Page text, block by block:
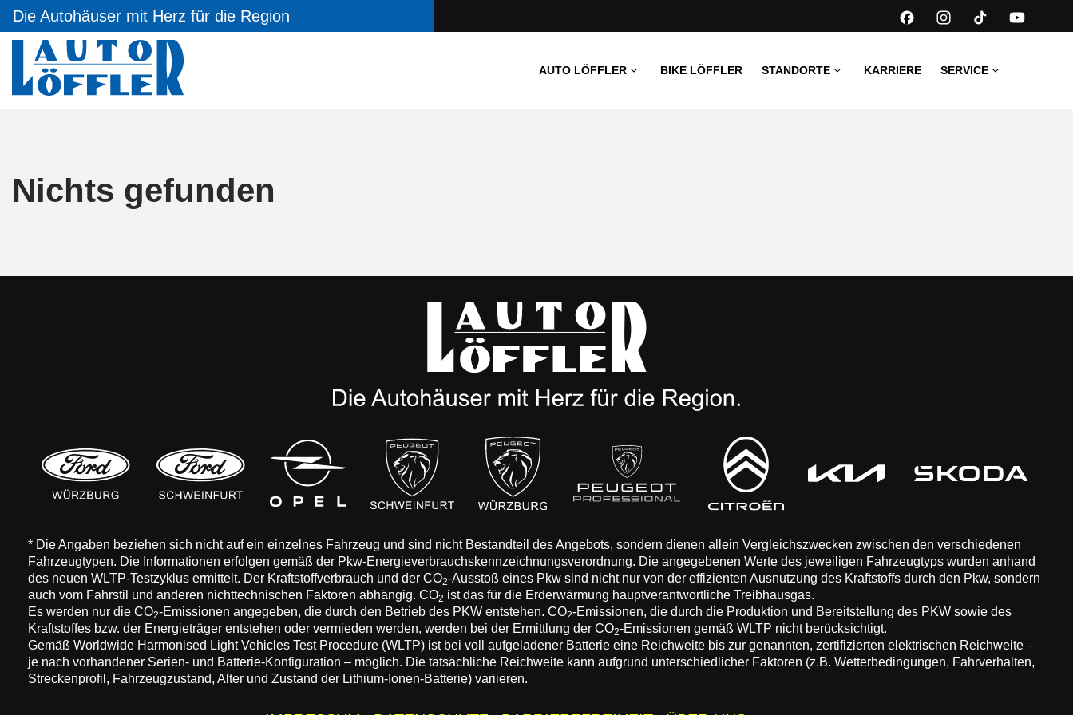
Die Autohäuser mit Herz für die Region
AUTO LÖFFLER BIKE LÖFFLER STANDORTE KARRIERE SERVICE
Nichts gefunden
* Die Angaben beziehen sich nicht auf ein einzelnes Fahrzeug und sind nicht Bestandteil des Angebots, sondern dienen allein Vergleichszwecken zwischen den verschiedenen
Fahrzeugtypen. Die Informationen erfolgen gemäß der Pkw-Energieverbrauchskennzeichnungsverordnung. Die angegebenen Werte des jeweiligen Fahrzeugtyps wurden anhand
des neuen WLTP-Testzyklus ermittelt. Der Kraftstoffverbrauch und der CO2-Ausstoß eines Pkw sind nicht nur von der effizienten Ausnutzung des Kraftstoffs durch den Pkw, sondern
auch vom Fahrstil und anderen nichttechnischen Faktoren abhängig. CO2 ist das für die Erderwärmung hauptverantwortliche Treibhausgas.
Es werden nur die CO2-Emissionen angegeben, die durch den Betrieb des PKW entstehen. CO2-Emissionen, die durch die Produktion und Bereitstellung des PKW sowie des
Kraftstoffes bzw. der Energieträger entstehen oder vermieden werden, werden bei der Ermittlung der CO2-Emissionen gemäß WLTP nicht berücksichtigt.
Gemäß Worldwide Harmonised Light Vehicles Test Procedure (WLTP) ist bei voll aufgeladener Batterie eine Reichweite bis zur genannten, zertifizierten elektrischen Reichweite –
je nach vorhandener Serien- und Batterie-Konfiguration – möglich. Die tatsächliche Reichweite kann aufgrund unterschiedlicher Faktoren (z.B. Wetterbedingungen, Fahrverhalten,
Streckenprofil, Fahrzeugzustand, Alter und Zustand der Lithium-Ionen-Batterie) variieren.